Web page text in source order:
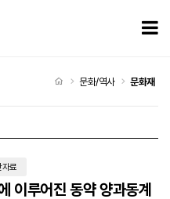
처음으로
문화/역사 문화재
료
루어진 동약 양과동계